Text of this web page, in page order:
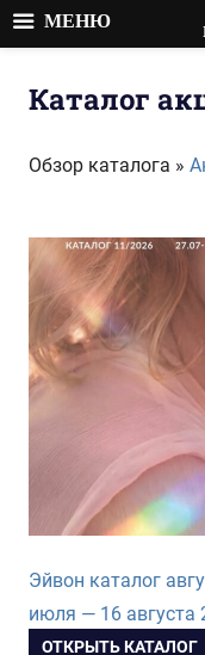
Каталог
Обзор каталога »
Эйвон каталог
июля — 16 августа
ОТКРЫТЬ КАТАЛОГ
МЕНЮ